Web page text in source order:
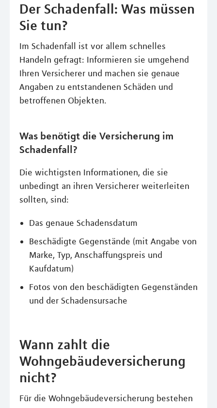
Der Schadenfall: Was müssen
Sie tun?
Im Schadenfall ist vor allem schnelles
Handeln gefragt: Informieren sie umgehend
Ihren Versicherer und machen sie genaue
Angaben zu entstandenen Schäden und
betroffenen Objekten.
Was benötigt die Versicherung im
Schadenfall?
Die wichtigsten Informationen, die sie
unbedingt an ihren Versicherer weiterleiten
sollten, sind:
Das genaue Schadensdatum
Beschädigte Gegenstände (mit Angabe von
Marke, Typ, Anschaffungspreis und
Kaufdatum)
Fotos von den beschädigten Gegenständen
und der Schadensursache
Wann zahlt die
Wohngebäudeversicherung
nicht?
Für die Wohngebäudeversicherung bestehen